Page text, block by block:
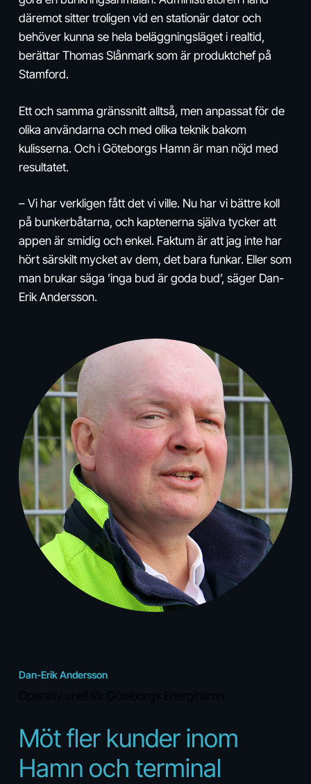
däremot sitter troligen vid en stationär dator och
behöver kunna se hela beläggningsläget i realtid,
berättar Thomas Slånmark som är produktchef på
Stamford.
Ett och samma gränssnitt alltså, men anpassat för de
olika användarna och med olika teknik bakom
kulisserna. Och i Göteborgs Hamn är man nöjd med
resultatet.
– Vi har verkligen fått det vi ville. Nu har vi bättre koll
på bunkerbåtarna, och kaptenerna själva tycker att
appen är smidig och enkel. Faktum är att jag inte har
hört särskilt mycket av dem, det bara funkar. Eller som
man brukar säga ’inga bud är goda bud’, säger Dan-
Erik Andersson.
Dan-Erik Andersson
Mötfler kunder inom
Hamn och terminal